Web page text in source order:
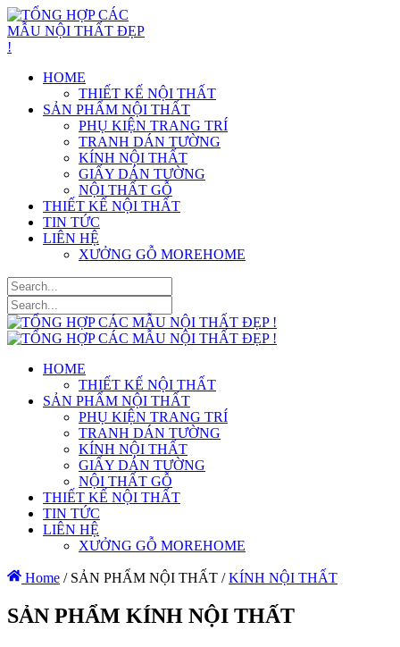
HOME
THIẾT KẾ NỘI THẤT
SẢN PHẨM NỘI THẤT
PHỤ KIỆN TRANG TRÍ
TRANH DÁN TƯỜNG
KÍNH NỘI THẤT
GIẤY DÁN TƯỜNG
NỘI THẤT GỖ
THIẾT KẾ NỘI THẤT
TIN TỨC
LIÊN HỆ
XƯỞNG GỖ MOREHOME
HOME
THIẾT KẾ NỘI THẤT
SẢN PHẨM NỘI THẤT
PHỤ KIỆN TRANG TRÍ
TRANH DÁN TƯỜNG
KÍNH NỘI THẤT
GIẤY DÁN TƯỜNG
NỘI THẤT GỖ
THIẾT KẾ NỘI THẤT
TIN TỨC
LIÊN HỆ
XƯỞNG GỖ MOREHOME
Home / SẢN PHẨM NỘI THẤT / KÍNH NỘI THẤT
SẢN PHẨM KÍNH NỘI THẤT